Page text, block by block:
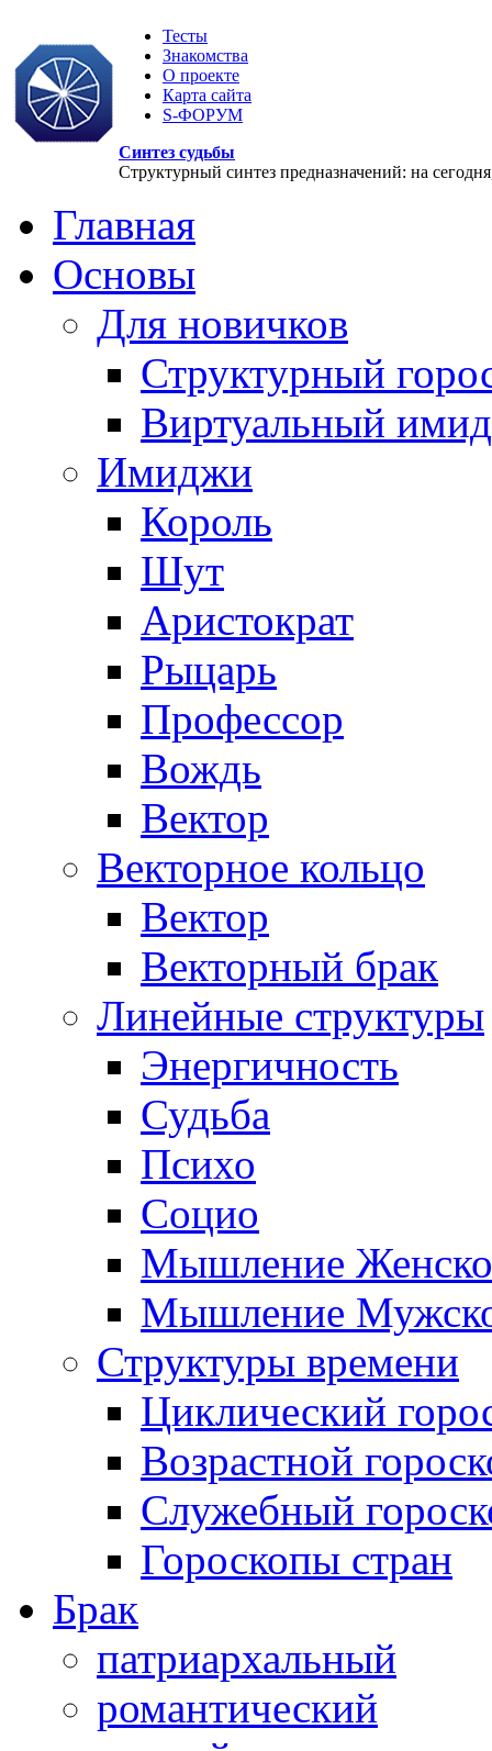
Тесты
Знакомства
О проекте
Карта сайта
S-ФОРУМ
Синтез судьбы
Структурный синтез предназначений: на
Главная
Основы
Для новичков
Структурный
Виртуальный
Имиджи
Король
Шут
Аристократ
Рыцарь
Профессор
Вождь
Вектор
Векторное кольцо
Вектор
Векторный брак
Линейные структуры
Энергичность
Судьба
Психо
Социо
Мышление
Мышление
Структуры времени
Циклический
Возрастной
Служебный
Гороскопы стран
Брак
патриархальный
романтический